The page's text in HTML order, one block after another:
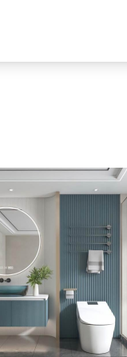
Mẫu Phòng Tắm 3
XEM CHI TIẾT